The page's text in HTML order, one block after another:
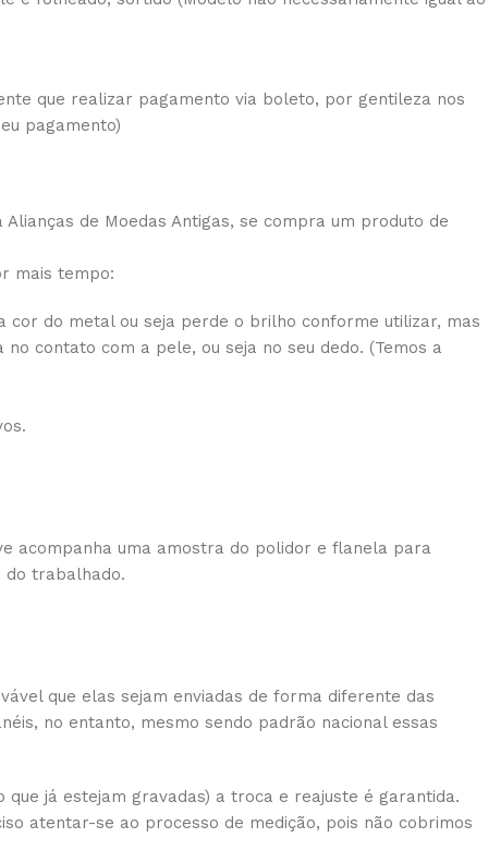
que realizar pagamento via boleto, por gentileza nos
pagamento)
de Moedas Antigas, se compra um produto de
mais tempo:
cor do metal ou seja perde o brilho conforme utilizar, mas
contato com a pele, ou seja no seu dedo. (Temos a
acompanha uma amostra do polidor e flanela para
do trabalhado.
que elas sejam enviadas de forma diferente das
no entanto, mesmo sendo padrão nacional essas
já estejam gravadas) a troca e reajuste é garantida.
atentar-se ao processo de medição, pois não cobrimos